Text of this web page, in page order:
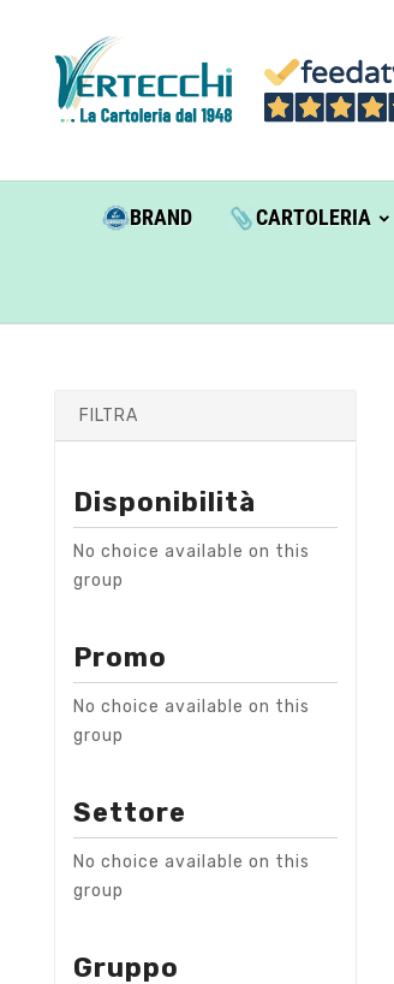
BRAND CARTOLERIA
FILTRA
Disponibilità
No choice available on this
group
Promo
No choice available on this
group
Settore
No choice available on this
group
Gruppo